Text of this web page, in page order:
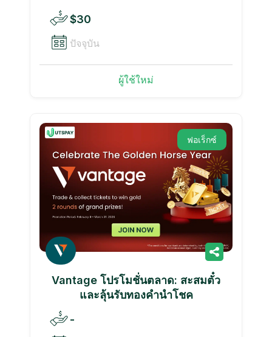
$30
ปัจจุบัน
ผู้ใช้ใหม่
ฟอเร็กซ์
Vantage โปรโมชั่นตลาด: สะสมตั๋ว
และลุ้นรับทองคำนำโชค
-